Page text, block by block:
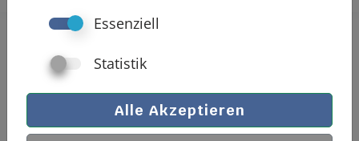
Windlasten freistehendes
Satteldach
Essenziell
Statistik
Alle Akzeptieren